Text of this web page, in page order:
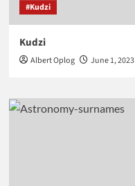
#Kudzi
Kudzi
Albert Oplog June 1, 2023